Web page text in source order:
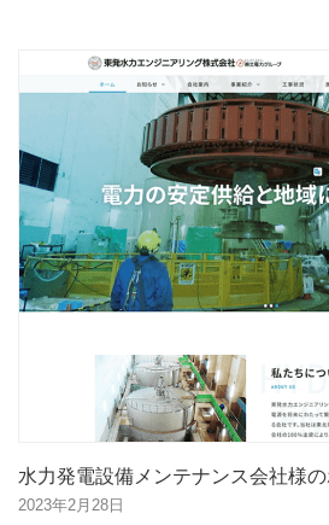
水力発電設備メンテナンス会社様
2023年2月28日